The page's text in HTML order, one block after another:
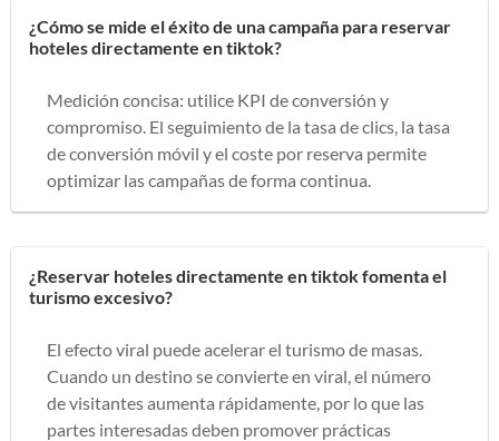
¿Cómo se mide el éxito de una campaña para reservar
hoteles directamente en tiktok?
Medición concisa: utilice KPI de conversión y
compromiso. El seguimiento de la tasa de clics, la tasa
de conversión móvil y el coste por reserva permite
optimizar las campañas de forma continua.
¿Reservar hoteles directamente en tiktok fomenta el
turismo excesivo?
El efecto viral puede acelerar el turismo de masas.
Cuando un destino se convierte en viral, el número
de visitantes aumenta rápidamente, por lo que las
partes interesadas deben promover prácticas